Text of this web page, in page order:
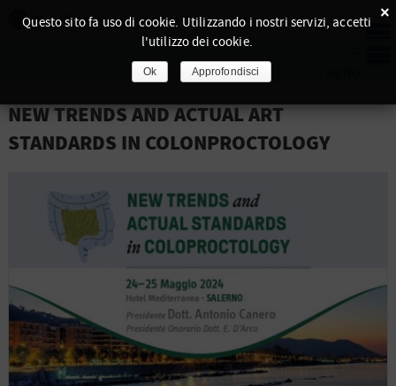
NEW TRENDS AND ACTUAL ART
STANDARDS IN COLONPROCTOLOGY
×
Questo sito fa uso di cookie. Utilizzando i nostri servizi, accetti
l'utilizzo dei cookie.
Ok Approfondisci